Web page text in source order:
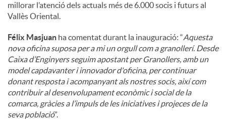
millorar l’atenció dels actuals més de 6.000 socis i futurs al
Vallès Oriental.
Félix Masjuan ha comentat durant la inauguració: “Aquesta
nova oficina suposa per a mi un orgull com a granollerí. Desde
Caixa d’Enginyers seguim apostant per Granollers, amb un
model capdavanter i innovador d'oficina, per continuar
donant resposta i acompanyant als nostres socis, així com
contribuir al desenvolupament econòmic i social de la
comarca, gràcies a l’impuls de les iniciatives i projeces de la
seva població”.